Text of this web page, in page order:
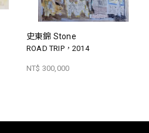
史東錦 Stone
ROAD TRIP，2014
NT$ 300,000